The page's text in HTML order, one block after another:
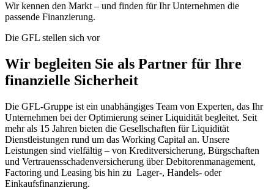
Wir kennen den Markt – und finden für Ihr Unternehmen die
passende Finanzierung.
Die GFL stellen sich vor
Wir begleiten Sie als Partner für Ihre
finanzielle Sicherheit
Die GFL-Gruppe ist ein unabhängiges Team von Experten, das Ihr
Unternehmen bei der Optimierung seiner Liquidität begleitet. Seit
mehr als 15 Jahren bieten die Gesellschaften für Liquidität
Dienstleistungen rund um das Working Capital an. Unsere
Leistungen sind vielfältig – von Kreditversicherung, Bürgschaften
und Vertrauensschadenversicherung über Debitorenmanagement,
Factoring und Leasing bis hin zu Lager-, Handels- oder
Einkaufsfinanzierung.